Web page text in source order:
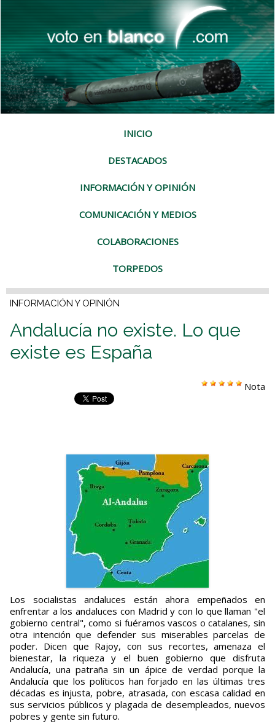
INICIO
DESTACADOS
INFORMACIÓN Y OPINIÓN
COMUNICACIÓN Y MEDIOS
COLABORACIONES
TORPEDOS
INFORMACIÓN Y OPINIÓN
Andalucía no existe. Lo que
existe es España
Nota
Los socialistas andaluces están ahora empeñados en
enfrentar a los andaluces con Madrid y con lo que llaman "el
gobierno central", como si fuéramos vascos o catalanes, sin
otra intención que defender sus miserables parcelas de
poder. Dicen que Rajoy, con sus recortes, amenaza el
bienestar, la riqueza y el buen gobierno que disfruta
Andalucía, una patraña sin un ápice de verdad porque la
Andalucía que los políticos han forjado en las últimas tres
décadas es injusta, pobre, atrasada, con escasa calidad en
sus servicios públicos y plagada de desempleados, nuevos
pobres y gente sin futuro.